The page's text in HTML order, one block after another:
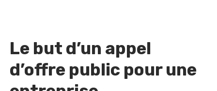
Le but d’un appel
d’offre public pour une